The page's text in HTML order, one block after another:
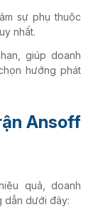
sự phụ thuộc
nhất.
giúp doanh
hướng phát
Ansoff
quả, doanh
dẫn dưới đây: